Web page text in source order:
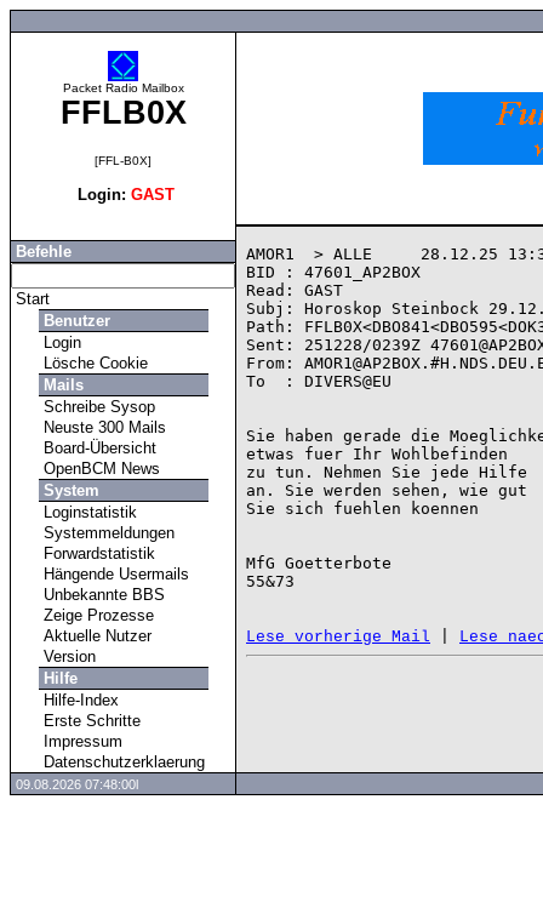
Packet Radio Mailbox
FFLB0X
[FFL-B0X]
Login: GAST
Befehle
Start
Benutzer
Login
Lösche Cookie
Mails
Schreibe Sysop
Neuste 300 Mails
Board-Übersicht
OpenBCM News
System
Loginstatistik
Systemmeldungen
Forwardstatistik
Hängende Usermails
Unbekannte BBS
Zeige Prozesse
Aktuelle Nutzer
Version
Hilfe
Hilfe-Index
Erste Schritte
Impressum
Datenschutzerklaerung
AMOR1  > ALLE     28.12.25
BID : 47601_AP2BOX
Read: GAST
Subj: Horoskop Steinbock
Path:
Sent: 251228/0239Z
From:
To  : DIVERS@EU
Sie haben gerade die
etwas fuer Ihr Wohlbefinden
zu tun. Nehmen Sie jede Hilfe
an. Sie werden sehen, wie gut
Sie sich fuehlen koennen
MfG Goetterbote
55&73
Lese vorherige Mail Lese
09.08.2026 07:48:00l